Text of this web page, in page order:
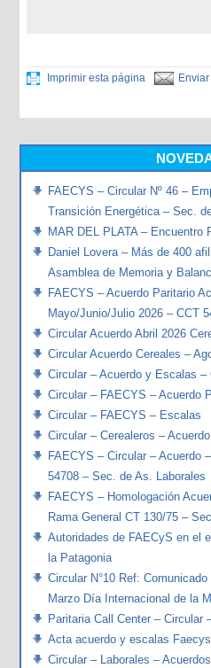
Imprimir esta página Enviar
FAECYS – Circular Nº 46 –
Transición Energética – Sec.
MAR DEL PLATA – Encuentro
Daniel Lovera – Más de 400
Asamblea de Memoria y
FAECYS – Acuerdo Paritario
Mayo/Junio/Julio 2026 – CCT
Circular Acuerdo Abril 2026
Circular Acuerdo Cereales –
Circular – Acuerdo y Escalas
Circular – FAECYS – Acuerdo
Circular – FAECYS – Escalas
Circular – Cerealeros –
FAECYS – Circular – Acuerdo
54708 – Sec. de As. Laborales
FAECYS – Homologación
Rama General CT 130/75 –
Autoridades de FAECyS en el
la Patagonia
Circular N°10 Ref:
Marzo Día Internacional de la
Paritaria Call Center – Circular
Acta acuerdo y escalas
Circular – Laborales –